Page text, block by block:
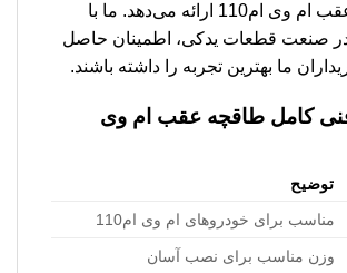
خرید طاقچه عقب ام وی ام110 ارائه می‌دهد. ما با
صنعت قطعات یدکی، اطمینان حاصل
ما بهترین تجربه را داشته باشند.
کامل طاقچه عقب ام وی
توضیح
مناسب برای خودروهای ام وی ام110
وزن مناسب برای نصب آسان